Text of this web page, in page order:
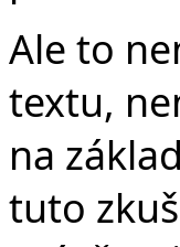
Ale to
textu,
na
tuto